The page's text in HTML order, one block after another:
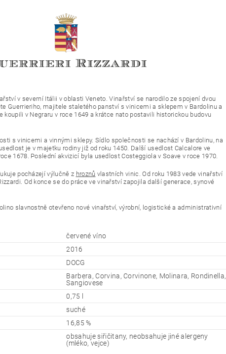
v severní Itálii v oblasti Veneto. Vinařství se narodilo ze spojení dvou
Guerrieriho, majitele staletého panství s vinicemi a sklepem v Bardolinu a
koupili v Negraru v roce 1649 a krátce nato postavili historickou budovu
s vinicemi a vinnými sklepy. Sídlo společnosti se nachází v Bardolinu, na
je v majetku rodiny již od roku 1450. Další usedlost Calcalore ve
1678. Poslední akvizicí byla usedlost Costeggiola v Soave v roce 1970.
pocházejí výlučně z hroznů vlastních vinic. Od roku 1983 vede vinařství
Od konce se do práce ve vinařství zapojila další generace, synové
slavnostně otevřeno nové vinařství, výrobní, logistické a administrativní
červené víno
2016
DOCG
Barbera, Corvina, Corvinone, Molinara, Rondinella,
Sangiovese
0,75 l
suché
16,85 %
obsahuje siřičitany, neobsahuje jiné alergeny
(mléko, vejce)